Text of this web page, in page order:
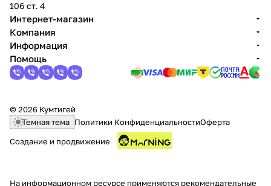
106 ст. 4
Интернет-магазин
Компания
Информация
Помощь
© 2026 Кумтигей
Темная тема Политики КонфиденциальностиОферта
Создание и продвижение
На информационном ресурсе применяются рекомендательные